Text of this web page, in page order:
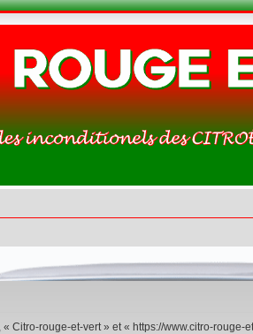
rouge-et-vert » et « https://www.citro-